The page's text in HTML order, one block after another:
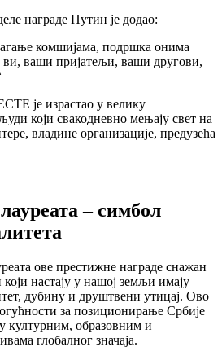
награде Путин је додао:
комшијама, подршка онима
ви, ваши пријатељи, ваши другови,
је израстао у велику
који свакодневно мењају свет на
владине организације, предузећа
– симбол
ове престижне награде снажан
који настају у нашој земљи имају
дубину и друштвени утицај. Ово
за позиционирање Србије
културним, образовним и
глобалног значаја.